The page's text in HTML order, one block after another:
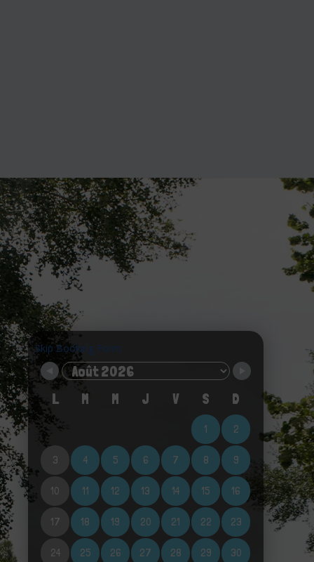
Skip Booking Form
L M M J V S D
1 2
3 4 5 6 7 8 9
10 11 12 13 14 15 16
17 18 19 20 21 22 23
24 25 26 27 28 29 30